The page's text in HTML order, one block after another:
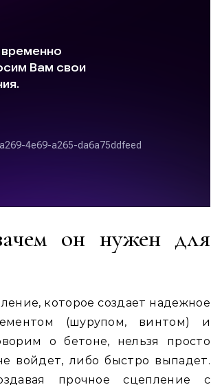
он нужен для
которое создает надежное
(шурупом, винтом) и
о бетоне, нельзя просто
войдет, либо быстро выпадет.
прочное сцепление с